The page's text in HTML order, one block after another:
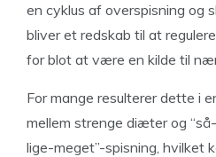
en cyklus af overspisning og
bliver et redskab til at
for blot at være en kilde til
For mange resulterer dette i
mellem strenge diæter og
lige-meget”-spisning, hvilket